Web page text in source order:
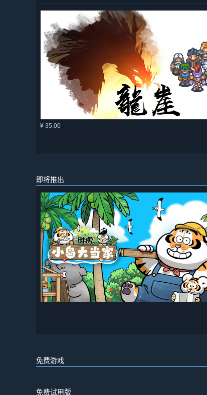
¥ 35.00
即将推出
免费游戏
免费试用版